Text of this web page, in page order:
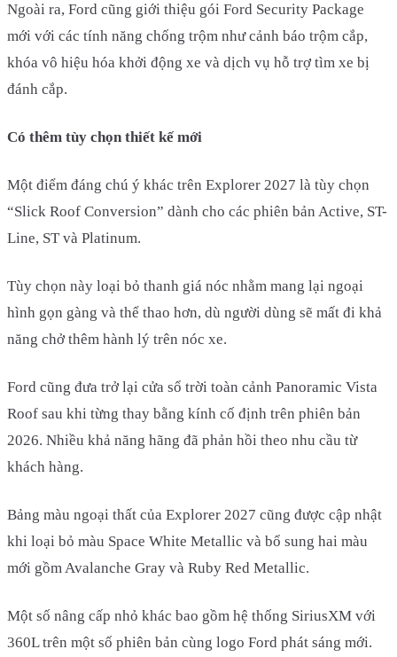
Ngoài ra, Ford cũng giới thiệu gói Ford Security Package
mới với các tính năng chống trộm như cảnh báo trộm cắp,
khóa vô hiệu hóa khởi động xe và dịch vụ hỗ trợ tìm xe bị
đánh cắp.
Có thêm tùy chọn thiết kế mới
Một điểm đáng chú ý khác trên Explorer 2027 là tùy chọn
“Slick Roof Conversion” dành cho các phiên bản Active, ST-
Line, ST và Platinum.
Tùy chọn này loại bỏ thanh giá nóc nhằm mang lại ngoại
hình gọn gàng và thể thao hơn, dù người dùng sẽ mất đi khả
năng chở thêm hành lý trên nóc xe.
Ford cũng đưa trở lại cửa sổ trời toàn cảnh Panoramic Vista
Roof sau khi từng thay bằng kính cố định trên phiên bản
2026. Nhiều khả năng hãng đã phản hồi theo nhu cầu từ
khách hàng.
Bảng màu ngoại thất của Explorer 2027 cũng được cập nhật
khi loại bỏ màu Space White Metallic và bổ sung hai màu
mới gồm Avalanche Gray và Ruby Red Metallic.
Một số nâng cấp nhỏ khác bao gồm hệ thống SiriusXM với
360L trên một số phiên bản cùng logo Ford phát sáng mới.